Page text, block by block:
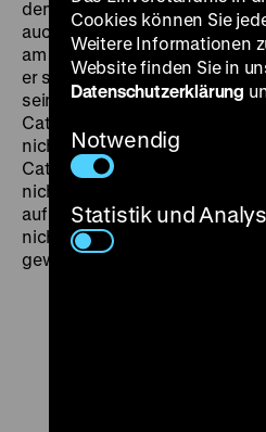
dem eigenen Versagen und
auch mit der Bestrafung ist.
am Tode der schönen Frau
er sich nicht heimlich in das
seinen Schützling, die er als
Catani hatte unterbringen
nicht immer gelbe Rosen
Catani nicht auf sinistere
nicht seine Gattin ermordet
auf die arme Gilda gelenkt.
nicht im Gefängnis, auf einen
gewiss nicht zu ihren Gunsten
Cookies können Sie
Weitere Informationen
Website finden Sie in
Datenschutzerklärung
Notwendig
Statistik und